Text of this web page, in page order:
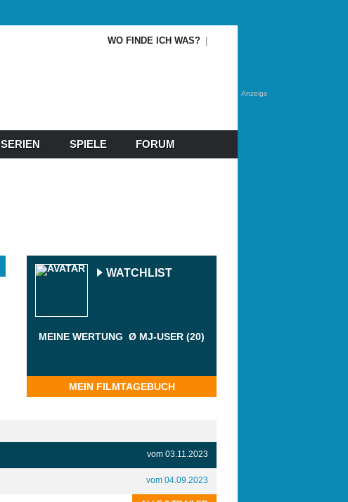
Anzeige
WO FINDE ICH WAS?
SERIEN SPIELE FORUM
WATCHLIST
MEINE WERTUNG Ø MJ-USER (20)
MEIN FILMTAGEBUCH
vom 03.11.2023
vom 04.09.2023